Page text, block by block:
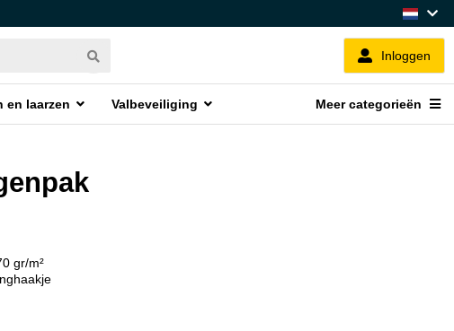
Inloggen
en laarzen Valbeveiliging Meer categorieën
gr/m²